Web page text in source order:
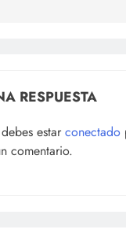
RESPUESTA
estar conectado
comentario.